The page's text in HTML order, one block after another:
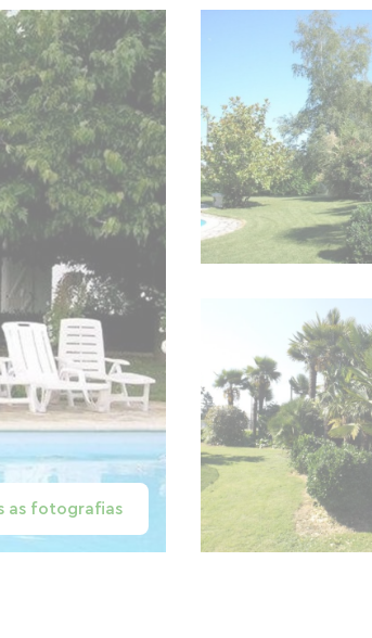
as fotografias